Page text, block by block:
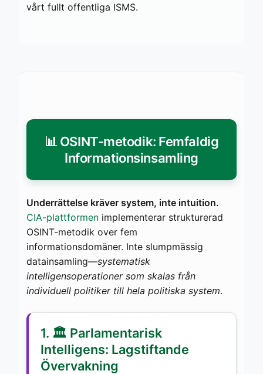
vårt fullt offentliga ISMS.
📊 OSINT-metodik: Femfaldig
Informationsinsamling
Underrättelse kräver system, inte intuition.
CIA-plattformen implementerar strukturerad
OSINT-metodik over fem
informationsdomäner. Inte slumpmässig
datainsamling—systematisk
intelligensoperationer som skalas från
individuell politiker till hela politiska system.
1. 🏛️ Parlamentarisk
Intelligens: Lagstiftande
Övervakning